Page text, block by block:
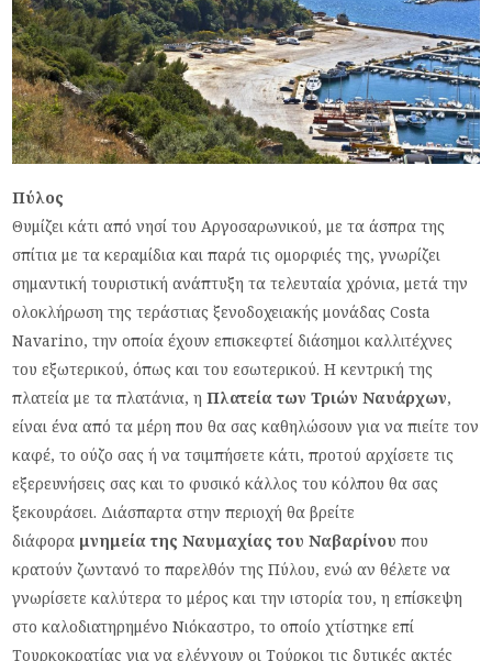
Πύλος
Θυμίζει κάτι από νησί του Αργοσαρωνικού, με τα άσπρα της
σπίτια με τα κεραμίδια και παρά τις ομορφιές της, γνωρίζει
σημαντική τουριστική ανάπτυξη τα τελευταία χρόνια, μετά την
ολοκλήρωση της τεράστιας ξενοδοχειακής μονάδας Costa
Navarino, την οποία έχουν επισκεφτεί διάσημοι καλλιτέχνες
του εξωτερικού, όπως και του εσωτερικού. Η κεντρική της
πλατεία με τα πλατάνια, ηΠλατεία των Τριών Ναυάρχων,
είναι ένα από τα μέρη που θα σας καθηλώσουν για να πιείτε τον
καφέ, το ούζο σας ή να τσιμπήσετε κάτι, προτού αρχίσετε τις
εξερευνήσεις σας και το φυσικό κάλλος του κόλπου θα σας
ξεκουράσει. Διάσπαρτα στην περιοχή θα βρείτε
διάφορα μνημεία της Ναυμαχίας του Ναβαρίνου που
κρατούν ζωντανό το παρελθόν της Πύλου, ενώ αν θέλετε να
γνωρίσετε καλύτερα το μέρος και την ιστορία του, η επίσκεψη
στο καλοδιατηρημένο Νιόκαστρο, το οποίο χτίστηκε επί
Τουρκοκρατίας για να ελέγχουν οι Τούρκοι τις δυτικές ακτές